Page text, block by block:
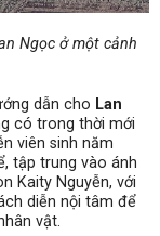
Ngọc ở một cảnh
dẫn cho Lan
có trong thời mới
viên sinh năm
tập trung vào ánh
Kaity Nguyễn, với
diễn nội tâm để
vật.